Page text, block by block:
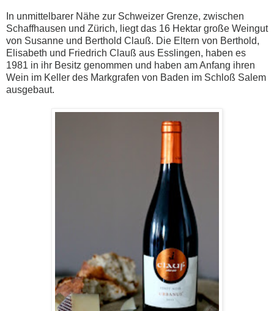
In unmittelbarer Nähe zur Schweizer Grenze, zwischen
Schaffhausen und Zürich, liegt das 16 Hektar große Weingut
von Susanne und Berthold Clauß. Die Eltern von Berthold,
Elisabeth und Friedrich Clauß aus Esslingen, haben es
1981 in ihr Besitz genommen und haben am Anfang ihren
Wein im Keller des Markgrafen von Baden im Schloß Salem
ausgebaut.